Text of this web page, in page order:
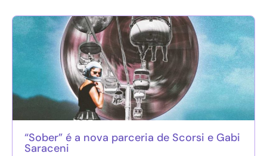
“Sober” é a nova parceria de Scorsi e Gabi
Saraceni